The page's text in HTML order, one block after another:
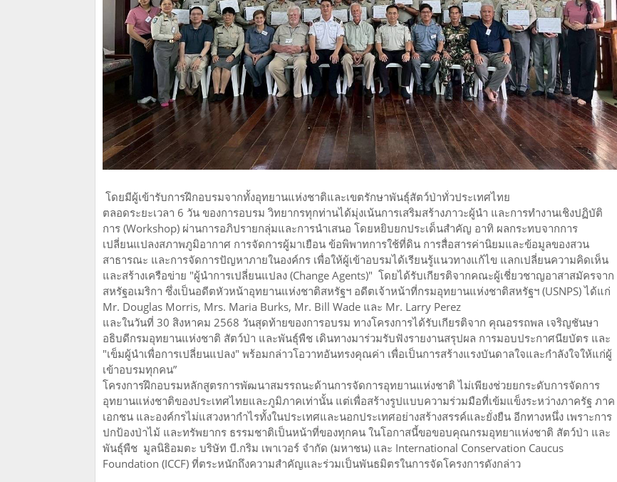
โดยมีผู้เข้ารับการฝึกอบรมจากทั้งอุทยานแห่งชาติและเขตรักษาพันธุ์สัตว์ป่าทั่วประเทศไทย
ตลอดระยะเวลา 6 วัน ของการอบรม วิทยากรทุกท่านได้มุ่งเน้นการเสริมสร้างภาวะผู้นำ และการทำงานเชิงปฏิบัติ
การ (Workshop) ผ่านการอภิปรายกลุ่มและการนำเสนอ โดยหยิบยกประเด็นสำคัญ อาทิ ผลกระทบจากการ
เปลี่ยนแปลงสภาพภูมิอากาศ การจัดการผู้มาเยือน ข้อพิพาทการใช้ที่ดิน การสื่อสารค่านิยมและข้อมูลของสวน
สาธารณะ และการจัดการปัญหาภายในองค์กร เพื่อให้ผู้เข้าอบรมได้เรียนรู้แนวทางแก้ไข แลกเปลี่ยนความคิดเห็น
และสร้างเครือข่าย "ผู้นำการเปลี่ยนแปลง (Change Agents)" โดยได้รับเกียรติจากคณะผู้เชี่ยวชาญอาสาสมัครจาก
สหรัฐอเมริกา ซึ่งเป็นอดีตหัวหน้าอุทยานแห่งชาติสหรัฐฯ อดีตเจ้าหน้าที่กรมอุทยานแห่งชาติสหรัฐฯ (USNPS) ได้แก่
Mr. Douglas Morris, Mrs. Maria Burks, Mr. Bill Wade และ Mr. Larry Perez
และในวันที่ 30 สิงหาคม 2568 วันสุดท้ายของการอบรม ทางโครงการได้รับเกียรติจาก คุณอรรถพล เจริญชันษา
อธิบดีกรมอุทยานแห่งชาติ สัตว์ป่า และพันธุ์พืช เดินทางมาร่วมรับฟังรายงานสรุปผล การมอบประกาศนียบัตร และ
"เข็มผู้นำเพื่อการเปลี่ยนแปลง" พร้อมกล่าวโอวาทอันทรงคุณค่า เพื่อเป็นการสร้างแรงบันดาลใจและกำลังใจให้แก่ผู้
เข้าอบรมทุกคน”
โครงการฝึกอบรมหลักสูตรการพัฒนาสมรรถนะด้านการจัดการอุทยานแห่งชาติ ไม่เพียงช่วยยกระดับการจัดการ
อุทยานแห่งชาติของประเทศไทยและภูมิภาคเท่านั้น แต่เพื่อสร้างรูปแบบความร่วมมือที่เข้มแข็งระหว่างภาครัฐ ภาค
เอกชน และองค์กรไม่แสวงหากำไรทั้งในประเทศและนอกประเทศอย่างสร้างสรรค์และยั่งยืน อีกทางหนึ่ง เพราะการ
ปกป้องป่าไม้ และทรัพยากร ธรรมชาติเป็นหน้าที่ของทุกคน ในโอกาสนี้ขอขอบคุณกรมอุทยาแห่งชาติ สัตว์ป่า และ
พันธุ์พืช มูลนิธิอมตะ บริษัท บี.กริม เพาเวอร์ จำกัด (มหาชน) และ International Conservation Caucus
Foundation (ICCF) ที่ตระหนักถึงความสำคัญและร่วมเป็นพันธมิตรในการจัดโครงการดังกล่าว